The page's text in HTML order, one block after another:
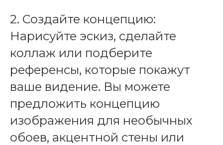
2. Создайте концепцию:
Нарисуйте эскиз, сделайте
коллаж или подберите
референсы, которые покажут
ваше видение. Вы можете
предложить концепцию
изображения для необычных
обоев, акцентной стены или